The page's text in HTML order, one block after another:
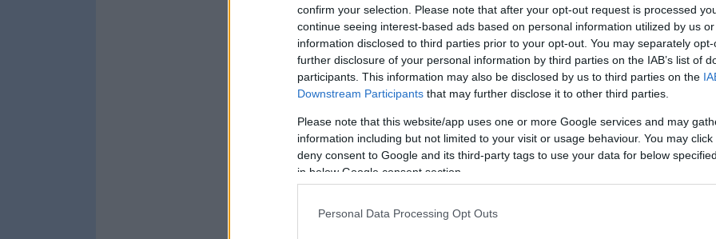
confirm your selection. Please note that after your opt-out request is processed
continue seeing interest-based ads based on personal information utilized by us
information disclosed to third parties prior to your opt-out. You may separately
further disclosure of your personal information by third parties on the IAB’s list of
participants. This information may also be disclosed by us to third parties on the
Downstream Participants that may further disclose it to other third parties.
Please note that this website/app uses one or more Google services and may
information including but not limited to your visit or usage behaviour. You may
deny consent to Google and its third-party tags to use your data for below
in below Google consent section.
Personal Data Processing Opt Outs